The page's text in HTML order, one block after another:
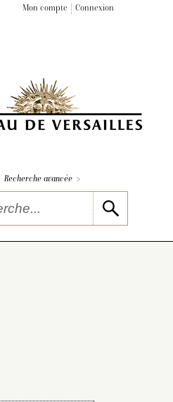
Mon compte Connexion
Recherche avancée >